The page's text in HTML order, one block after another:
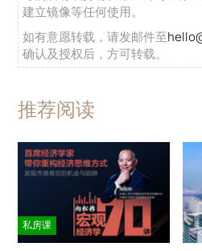
建立镜像等任何使用。
如有意愿转载，请发邮件至
确认及授权后，方可转载。
推荐阅读
私房课